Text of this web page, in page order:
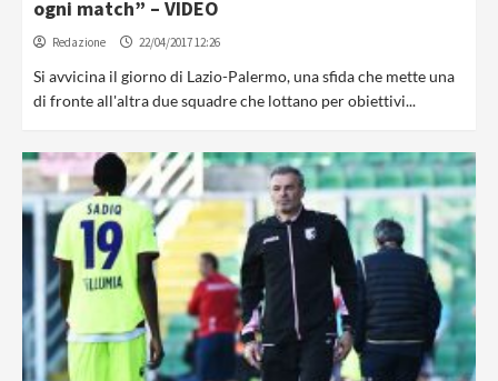
ogni match” – VIDEO
Redazione 22/04/2017 12:26
Si avvicina il giorno di Lazio-Palermo, una sfida che mette una
di fronte all'altra due squadre che lottano per obiettivi...